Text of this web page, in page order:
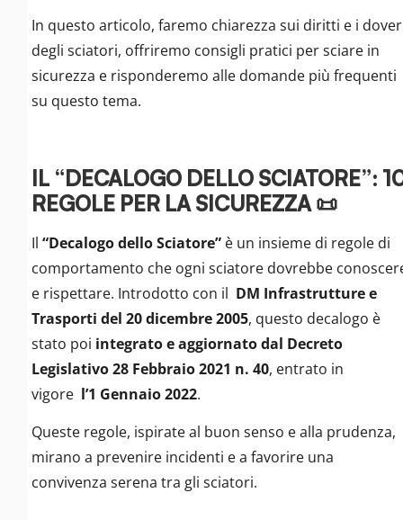
In questo articolo, faremo chiarezza sui diritti e i
degli sciatori, offriremo consigli pratici per sciare in
sicurezza e risponderemo alle domande più frequenti
su questo tema.
IL “DECALOGO DELLO SCIATORE”:
REGOLE PER LA SICUREZZA 📜
Il “Decalogo dello Sciatore” è un insieme di regole di
comportamento che ogni sciatore dovrebbe
e rispettare. Introdotto con il DM Infrastrutture e
Trasporti del 20 dicembre 2005, questo decalogo è
stato poi integrato e aggiornato dal Decreto
Legislativo 28 Febbraio 2021 n. 40, entrato in
vigore l’1 Gennaio 2022.
Queste regole, ispirate al buon senso e alla prudenza,
mirano a prevenire incidenti e a favorire una
convivenza serena tra gli sciatori.